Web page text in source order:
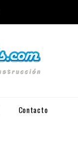
Contacto